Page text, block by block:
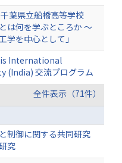
葉県立船橋高等学校
とは何を学ぶところか ～
学を中心として」
International
(India) 交流プログラム
全件表示（71件）
制御に関する共同研究
究